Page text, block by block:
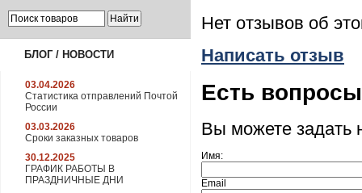
БЛОГ / НОВОСТИ
03.04.2026
Статистика отправлений Почтой
России
03.03.2026
Сроки заказных товаров
30.12.2025
ГРАФИК РАБОТЫ В
ПРАЗДНИЧНЫЕ ДНИ
Нет отзывов об
Написать отзыв
Есть
Вы можете
Имя:
Email